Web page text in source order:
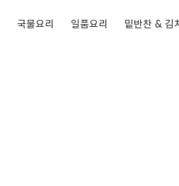
국물요리 일품요리 밑반찬 & 김